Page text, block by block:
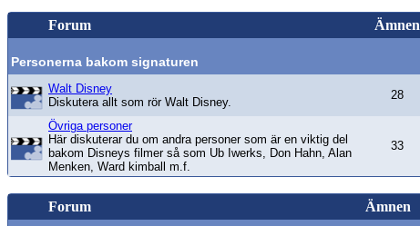
Forum Ämnen
Personerna bakom signaturen
Walt Disney
Diskutera allt som rör Walt Disney.
28
Övriga personer
Här diskuterar du om andra personer som är en viktig del
bakom Disneys filmer så som Ub Iwerks, Don Hahn, Alan
Menken, Ward kimball m.f.
33
Forum Ämnen